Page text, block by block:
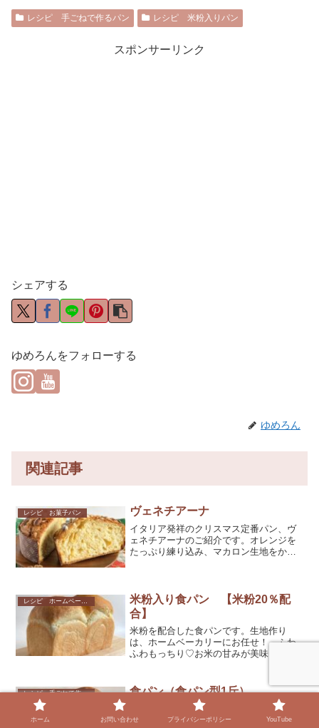
レシピ 手ごねで作るパン レシピ 米粉入りパン
スポンサーリンク
シェアする
ゆめろんをフォローする
ゆめろん
関連記事
レシピ お菓子パン ヴェネチアーナ
イタリア発祥のクリスマス定番パン、ヴ
ェネチアーナのご紹介です。オレンジを
たっぷり練り込み、マカロン生地をかけ
るだけ！簡単に見た目も豪華なパンが作
れます。今年のクリスマスに、是非ヴェ
ネチアーナを作ってみませんか？
米粉入り食パン 【米粉20％配
合】
米粉を配合した食パンです。生地作り
は、ホームベーカリーにお任せ！ ふわ
ふわもっちり♡お米の甘みが美味しい食
レシピ 手ごねで作るパン 食パン（食パン型1斤）
今回は、パン作り初心者さんでも作りや
すい、捏ね時間5分の食パンをご紹介しま
ホーム お問い合わせ プライバシーポリシー YouTube